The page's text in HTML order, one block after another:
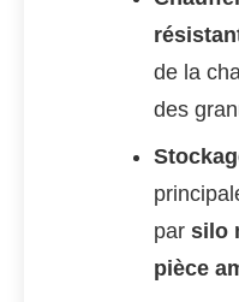
de la
des
par silo
pièce